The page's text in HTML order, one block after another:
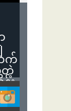
က်
တဲ့
း
ဆုံ